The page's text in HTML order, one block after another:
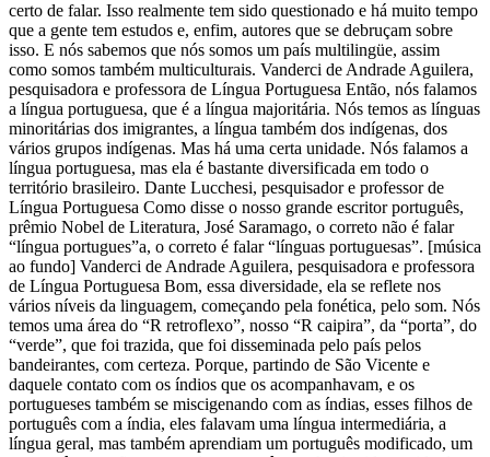
certo de falar. Isso realmente tem sido questionado e há muito tempo
que a gente tem estudos e, enfim, autores que se debruçam sobre
isso. E nós sabemos que nós somos um país multilingüe, assim
como somos também multiculturais. Vanderci de Andrade Aguilera,
pesquisadora e professora de Língua Portuguesa Então, nós falamos
a língua portuguesa, que é a língua majoritária. Nós temos as línguas
minoritárias dos imigrantes, a língua também dos indígenas, dos
vários grupos indígenas. Mas há uma certa unidade. Nós falamos a
língua portuguesa, mas ela é bastante diversificada em todo o
território brasileiro. Dante Lucchesi, pesquisador e professor de
Língua Portuguesa Como disse o nosso grande escritor português,
prêmio Nobel de Literatura, José Saramago, o correto não é falar
“língua portugues”a, o correto é falar “línguas portuguesas”. [música
ao fundo] Vanderci de Andrade Aguilera, pesquisadora e professora
de Língua Portuguesa Bom, essa diversidade, ela se reflete nos
vários níveis da linguagem, começando pela fonética, pelo som. Nós
temos uma área do “R retroflexo”, nosso “R caipira”, da “porta”, do
“verde”, que foi trazida, que foi disseminada pelo país pelos
bandeirantes, com certeza. Porque, partindo de São Vicente e
daquele contato com os índios que os acompanhavam, e os
portugueses também se miscigenando com as índias, esses filhos de
português com a índia, eles falavam uma língua intermediária, a
língua geral, mas também aprendiam um português modificado, um